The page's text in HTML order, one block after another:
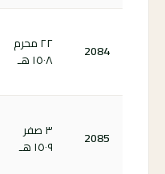
2084
٢٢ محرم
١٥٠٨ هـ
2085
٣ صفر
١٥٠٩ هـ